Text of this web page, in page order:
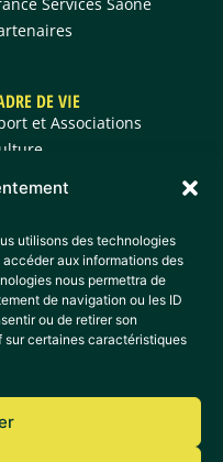
utilisons des technologies
aux informations des
nous permettra de
de navigation ou les ID
ou de retirer son
certaines caractéristiques
Services Saône
DE VIE
et Associations